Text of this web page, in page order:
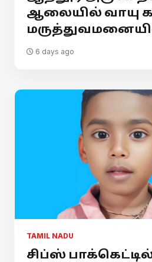
ஆலையில் வாயு
6 days ago
TAMIL NADU
சிப்ஸ்